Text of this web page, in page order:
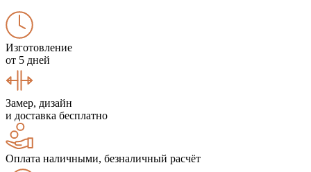
Изготовление
от 5 дней
Замер, дизайн
и доставка бесплатно
Оплата наличными, безналичный расчёт